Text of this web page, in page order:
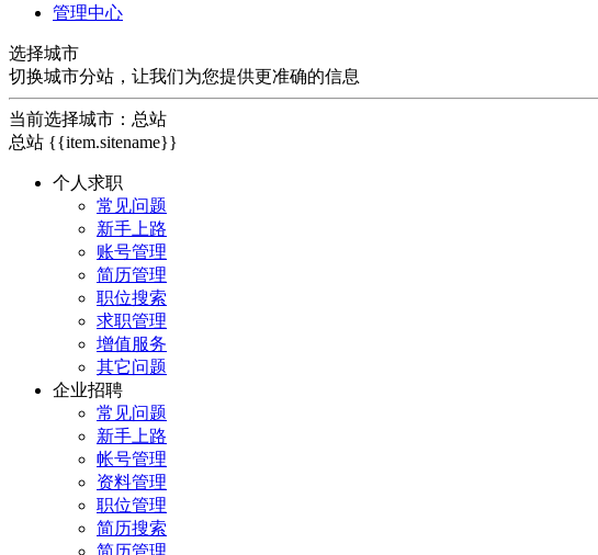
管理中心
选择城市
切换城市分站，让我们为您提供更准确的信息
当前选择城市： 总站
总站 {{item.sitename}}
个人求职
常见问题
新手上路
账号管理
简历管理
职位搜索
求职管理
增值服务
其它问题
企业招聘
常见问题
新手上路
帐号管理
资料管理
职位管理
简历搜索
简历管理